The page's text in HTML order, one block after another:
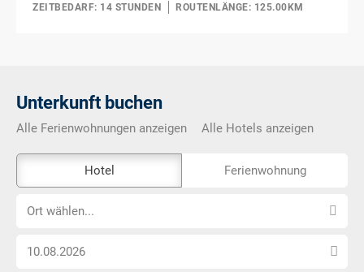
ZEITBEDARF: 14 STUNDEN
ROUTENLÄNGE: 125.00KM
Unterkunft buchen
Alle Ferienwohnungen anzeigen Alle Hotels anzeigen
Externe-
Buchungstool
nicht
Hotel Ferienwohnung
OrtOrt wählen...
Anreise